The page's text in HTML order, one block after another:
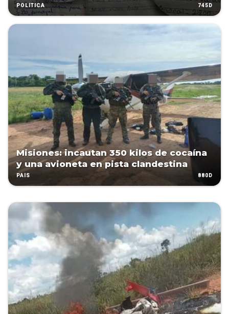
POLÍTICA 745D
Misiones: incautan 350 kilos de cocaína
y una avioneta en pista clandestina
PAÍS 880D